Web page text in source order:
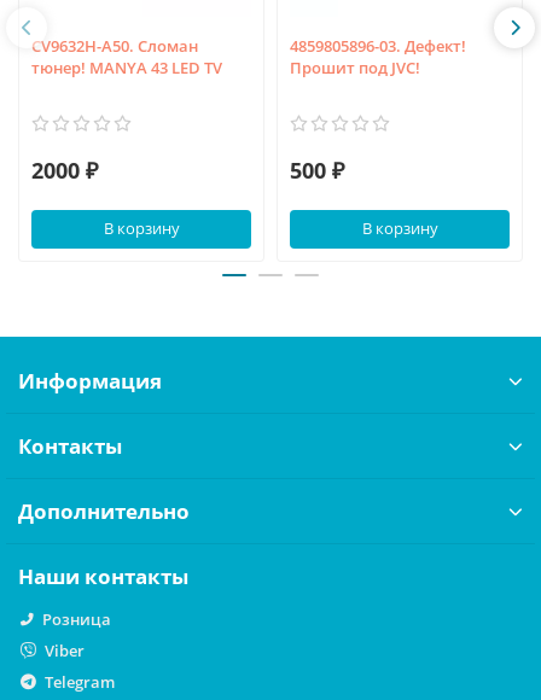
CV9632H-A50. Сломан
тюнер! MANYA 43 LED TV
2000 ₽
В корзину
4859805896-03. Дефект!
Прошит под JVC!
500 ₽
В корзину
Информация
Контакты
Дополнительно
Наши контакты
Розница
Viber
Telegram